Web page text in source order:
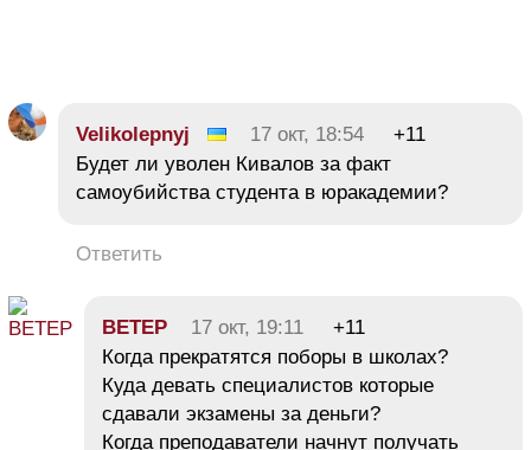
Velikolepnyj 17 окт, 18:54
+11
Будет ли уволен Кивалов за факт
самоубийства студента в юракадемии?
Ответить
BETEP 17 окт, 19:11
+11
Когда прекратятся поборы в школах?
Куда девать специалистов которые
сдавали экзамены за деньги?
Когда преподаватели начнут получать